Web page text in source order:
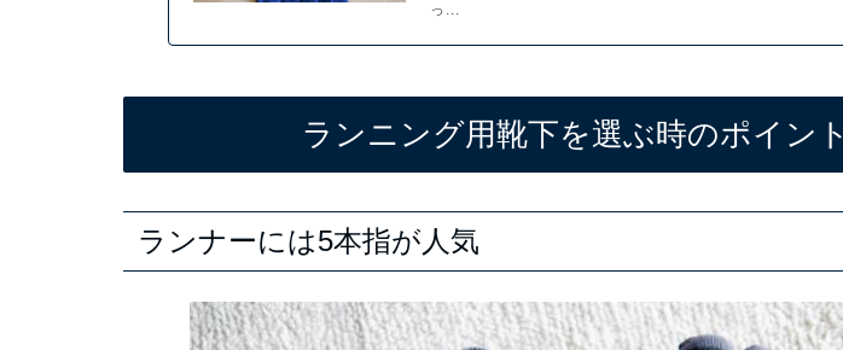
っ...
ランニング用靴下を選ぶ時のポイント
ランナーには5本指が人気